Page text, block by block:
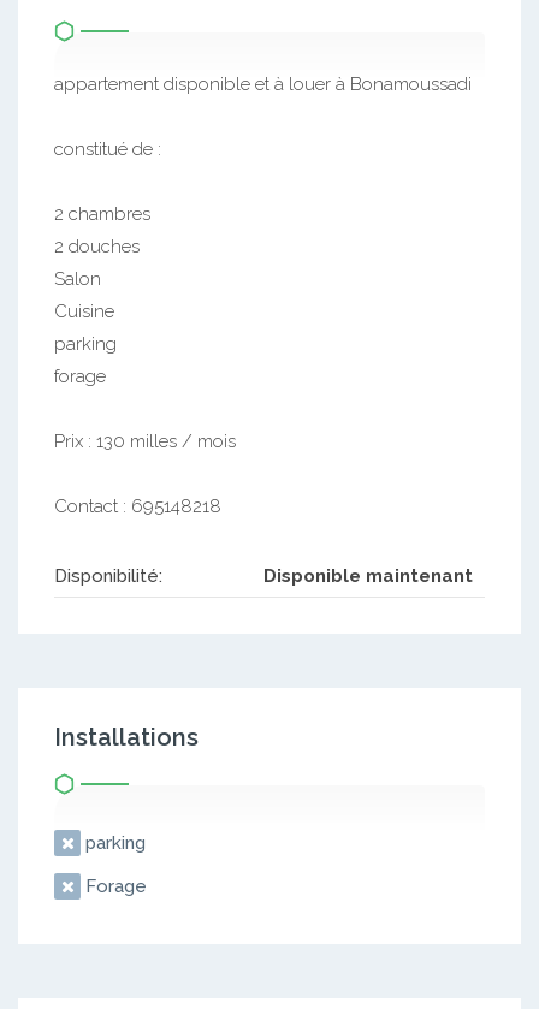
appartement disponible et à louer à Bonamoussadi
constitué de :
2 chambres
2 douches
Salon
Cuisine
parking
forage
Prix : 130 milles / mois
Contact : 695148218
Disponibilité: Disponible maintenant
Installations
parking
Forage